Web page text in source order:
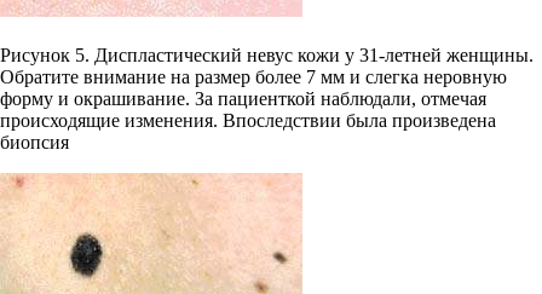
Рисунок 5. Диспластический невус кожи у 31-летней женщины.
Обратите внимание на размер более 7 мм и слегка неровную
форму и окрашивание. За пациенткой наблюдали, отмечая
происходящие изменения. Впоследствии была произведена
биопсия